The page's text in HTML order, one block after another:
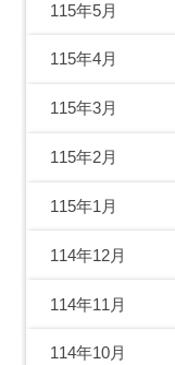
115年5月
115年4月
115年3月
115年2月
115年1月
114年12月
114年11月
114年10月